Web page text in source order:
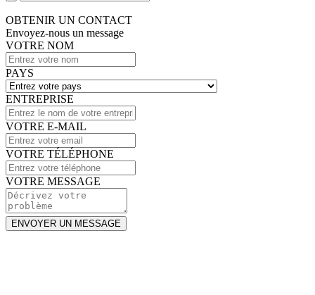
OBTENIR UN CONTACT
Envoyez-nous un message
VOTRE NOM
PAYS
ENTREPRISE
VOTRE E-MAIL
VOTRE TÉLÉPHONE
VOTRE MESSAGE
ENVOYER UN MESSAGE